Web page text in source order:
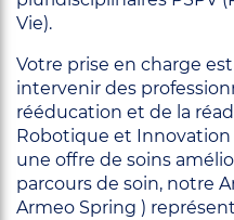
Vie).
Votre prise en charge
intervenir des
rééducation et de la
Robotique et
une offre de soins
parcours de soin, notre
Armeo Spring )